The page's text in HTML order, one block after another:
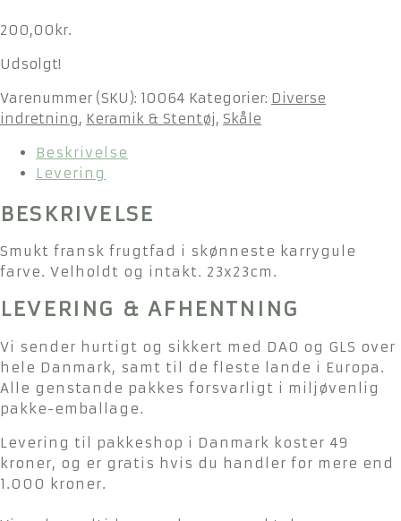
200,00 kr.
Udsolgt!
Varenummer (SKU): 10064 Kategorier: Diverse
indretning, Keramik & Stentøj, Skåle
Beskrivelse
Levering
BESKRIVELSE
Smukt fransk frugtfad i skønneste karrygule
farve. Velholdt og intakt. 23x23cm.
LEVERING & AFHENTNING
Vi sender hurtigt og sikkert med DAO og GLS over
hele Danmark, samt til de fleste lande i Europa.
Alle genstande pakkes forsvarligt i miljøvenlig
pakke-emballage.
Levering til pakkeshop i Danmark koster 49
kroner, og er gratis hvis du handler for mere end
1.000 kroner.